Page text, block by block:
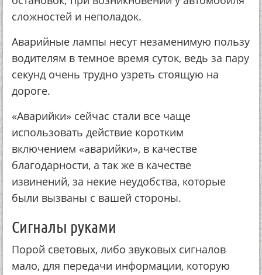
сложностей и неполадок.
Аварийные лампы несут незаменимую пользу
водителям в темное время суток, ведь за пару
секунд очень трудно узреть стоящую на
дороге.
«Аварийки» сейчас стали все чаще
использовать действие коротким
включением «аварийки», в качестве
благодарности, а так же в качестве
извинений, за некие неудобства, которые
были вызваны с вашей стороны.
Сигналы руками
Порой световых, либо звуковых сигналов
мало, для передачи информации, которую